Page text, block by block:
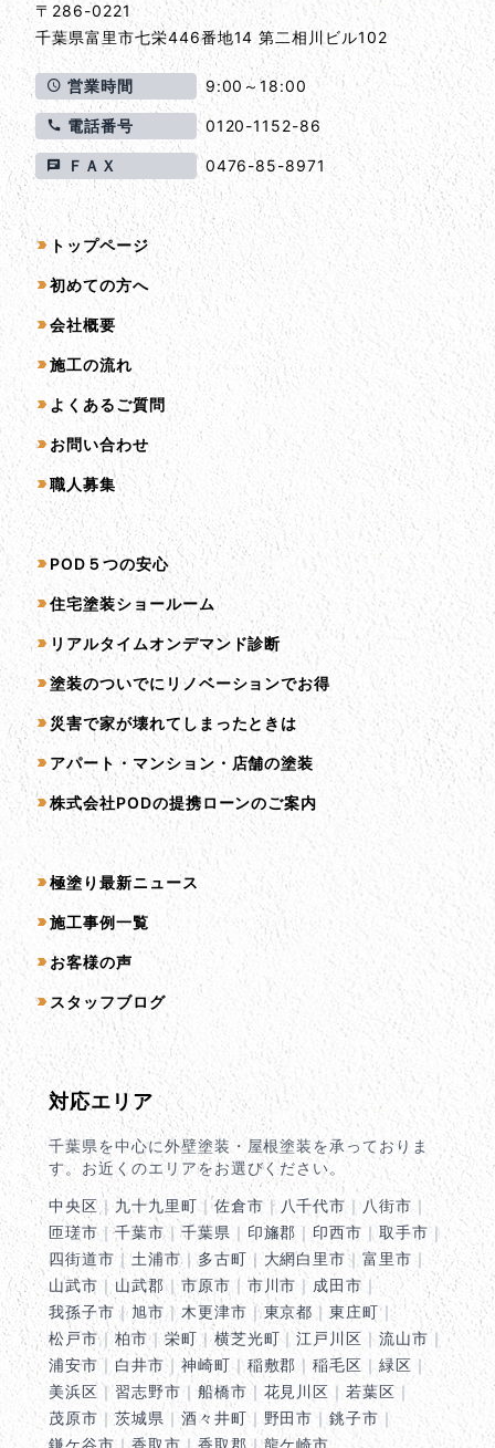
〒286-0221
千葉県富里市七栄446番地14 第二相川ビル102
営業時間 9:00～18:00
電話番号 0120-1152-86
ＦＡＸ 0476-85-8971
サイトマップ
トップページ
初めての方へ
会社概要
施工の流れ
よくあるご質問
お問い合わせ
職人募集
サービス一覧
POD５つの安心
住宅塗装ショールーム
リアルタイムオンデマンド診断
塗装のついでにリノベーションでお得
災害で家が壊れてしまったときは
アパート・マンション・店舗の塗装
株式会社PODの提携ローンのご案内
コンテンツ一覧
極塗り最新ニュース
施工事例一覧
お客様の声
スタッフブログ
対応エリア
千葉県を中心に外壁塗装・屋根塗装を承っておりま
す。お近くのエリアをお選びください。
中央区 ｜ 九十九里町 ｜佐倉市｜ 八千代市 ｜ 八街市 ｜
匝瑳市｜千葉市｜千葉県 ｜ 印旛郡 ｜ 印西市 ｜取手市 ｜
四街道市 ｜土浦市｜多古町 ｜ 大網白里市 ｜富里市 ｜
山武市 ｜ 山武郡｜ 市原市 ｜ 市川市 ｜ 成田市 ｜
我孫子市 ｜ 旭市 ｜ 木更津市 ｜ 東京都 ｜東庄町｜
松戸市｜ 柏市｜栄町 ｜横芝光町 ｜江戸川区 ｜流山市 ｜
浦安市 ｜ 白井市｜ 神崎町 ｜ 稲敷郡 ｜稲毛区 ｜緑区 ｜
美浜区 ｜ 習志野市 ｜ 船橋市 ｜ 花見川区 ｜若葉区 ｜
茂原市 ｜茨城県 ｜ 酒々井町 ｜ 野田市 ｜銚子市 ｜